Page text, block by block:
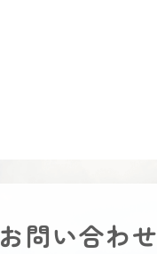
お問い合わせ